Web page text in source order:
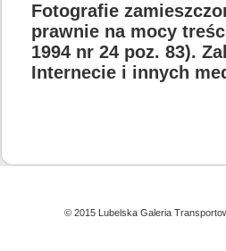
Fotografie
prawnie na mocy
1994 nr 24 poz. 83).
Internecie i innych
© 2015 Lubelska Galeria